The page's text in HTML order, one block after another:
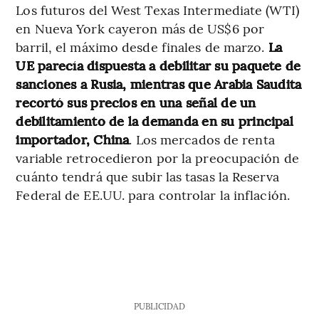
Los futuros del West Texas Intermediate (WTI)
en Nueva York cayeron más de US$6 por
barril, el máximo desde finales de marzo. La
UE parecía dispuesta a debilitar su paquete de
sanciones a Rusia, mientras que Arabia Saudita
recortó sus precios en una señal de un
debilitamiento de la demanda en su principal
importador, China. Los mercados de renta
variable retrocedieron por la preocupación de
cuánto tendrá que subir las tasas la Reserva
Federal de EE.UU. para controlar la inflación.
PUBLICIDAD